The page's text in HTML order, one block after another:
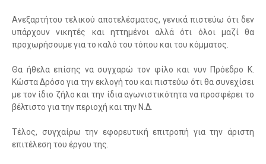
Ανεξαρτήτου τελικού αποτελέσματος, γενικά πιστεύω ότι δεν
υπάρχουν νικητές και ηττημένοι αλλά ότι όλοι μαζί θα
προχωρήσουμε για το καλό του τόπου και του κόμματος.
Θα ήθελα επίσης να συγχαρώ τον φίλο και νυν Πρόεδρο Κ.
Κώστα Δρόσο για την εκλογή του και πιστεύω ότι θα συνεχίσει
με τον ίδιο ζήλο και την ίδια αγωνιστικότητα να προσφέρει το
βέλτιστο για την περιοχή και την Ν.Δ.
Τέλος, συγχαίρω την εφορευτική επιτροπή για την άριστη
επιτέλεση του έργου της.